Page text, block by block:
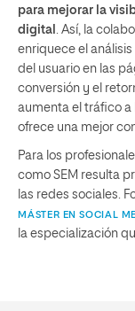
para mejorar la
digital . Así, la
enriquece el
del usuario en las
conversión y el
aumenta el tráfico a
ofrece una mejor
Para los
como SEM resulta
las redes sociales.
MÁSTER EN SOCIAL
la especialización